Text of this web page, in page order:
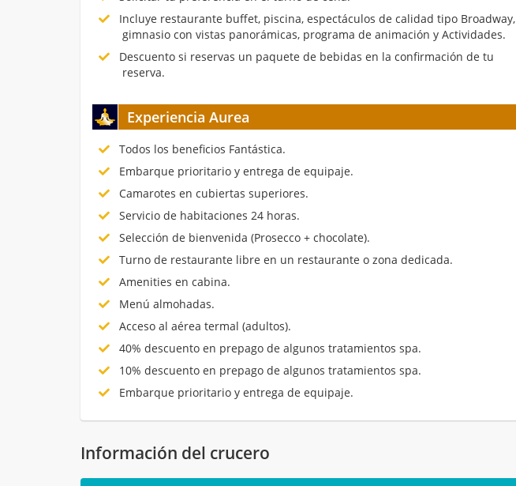
Incluye restaurante buffet, piscina, espectáculos de calidad tipo Broadway,
gimnasio con vistas panorámicas, programa de animación y Actividades.
Descuento si reservas un paquete de bebidas en la confirmación de tu
reserva.
Experiencia Aurea
Todos los beneficios Fantástica.
Embarque prioritario y entrega de equipaje.
Camarotes en cubiertas superiores.
Servicio de habitaciones 24 horas.
Selección de bienvenida (Prosecco + chocolate).
Turno de restaurante libre en un restaurante o zona dedicada.
Amenities en cabina.
Menú almohadas.
Acceso al aérea termal (adultos).
40% descuento en prepago de algunos tratamientos spa.
10% descuento en prepago de algunos tratamientos spa.
Embarque prioritario y entrega de equipaje.
Información del crucero